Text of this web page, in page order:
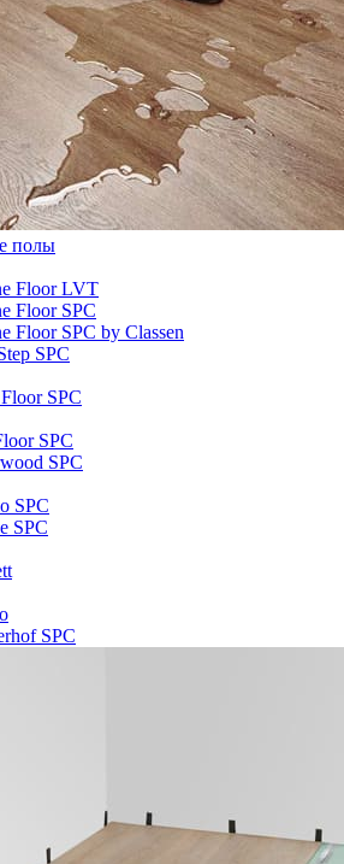
полы
Floor LVT
Floor SPC
Floor SPC by Classen
SPC
SPC
SPC
SPC
SPC
SPC
SPC